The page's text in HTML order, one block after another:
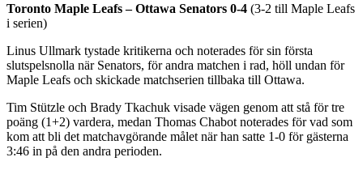
Toronto Maple Leafs – Ottawa Senators 0-4 (3-2 till Maple Leafs
i serien)
Linus Ullmark tystade kritikerna och noterades för sin första
slutspelsnolla när Senators, för andra matchen i rad, höll undan för
Maple Leafs och skickade matchserien tillbaka till Ottawa.
Tim Stützle och Brady Tkachuk visade vägen genom att stå för tre
poäng (1+2) vardera, medan Thomas Chabot noterades för vad som
kom att bli det matchavgörande målet när han satte 1-0 för gästerna
3:46 in på den andra perioden.